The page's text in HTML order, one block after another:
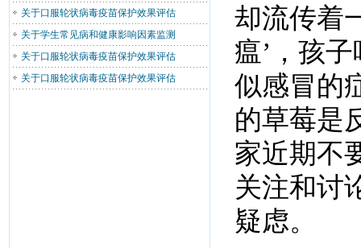
关于口服轮状病毒疫苗保护效果评估
关于学生常见病和健康影响因素监测
关于口服轮状病毒疫苗保护效果评估
关于口服轮状病毒疫苗保护效果评估
却流传着
瘟’，孩
似感冒的
的草莓是
家近期不
关注和讨
疑虑。